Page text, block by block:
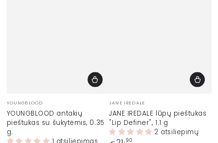
Prekinis
ženklas:
YOUNGBLOOD
YOUNGBLOOD antakių
pieštukas su šukytėmis, 0.35
g.
1 atsiliepimas
Prekinis
ženklas:
JANE IREDALE
JANE IREDALE lūpų pieštukas
"Lip Definer", 1.1 g
2 atsiliepimų
Įprasta
,90